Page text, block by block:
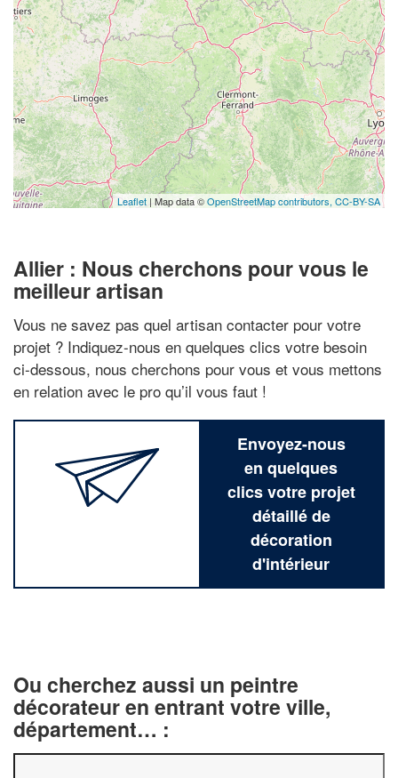
Leaflet | Map data ©OpenStreetMap contributors, CC-BY-SA
Allier : Nous cherchons pour vous le
meilleur artisan
Vous ne savez pas quel artisan contacter pour votre
projet ? Indiquez-nous en quelques clics votre besoin
ci-dessous, nous cherchons pour vous et vous mettons
en relation avec le pro qu’il vous faut !
Envoyez-nous
en quelques
clics votre projet
détaillé de
décoration
d'intérieur
Ou cherchez aussi un peintre
décorateur en entrant votre ville,
département… :